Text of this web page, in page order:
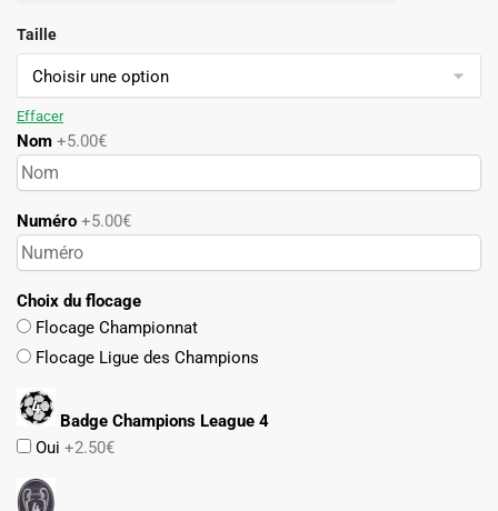
99.90€.49.90€.
Taille
Effacer
Nom +5.00€
Numéro +5.00€
Choix du flocage
Flocage Championnat
Flocage Ligue des Champions
Badge Champions League 4
Oui +2.50€